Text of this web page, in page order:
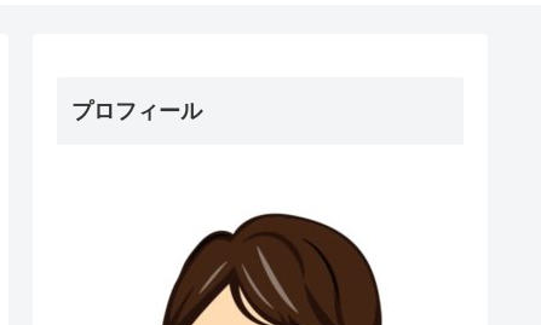
プロフィール